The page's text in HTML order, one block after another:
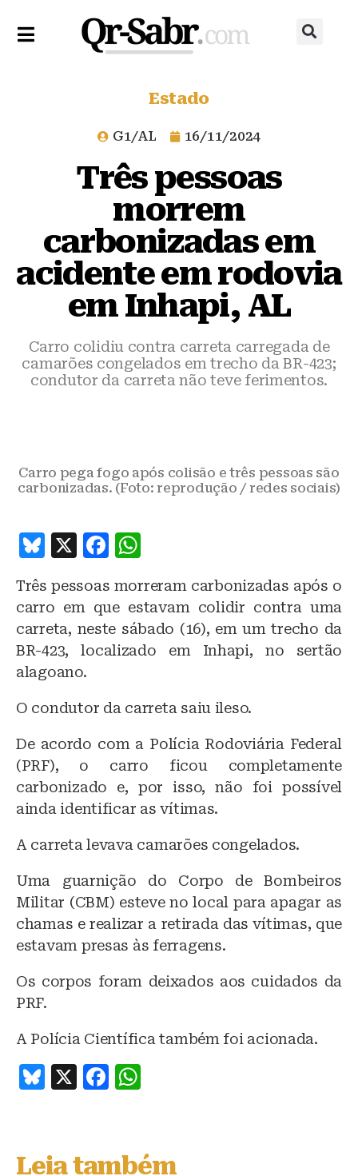
Estado
G1/AL 16/11/2024
Três pessoas
morrem
carbonizadas em
acidente em rodovia
em Inhapi, AL
Carro colidiu contra carreta carregada de
camarões congelados em trecho da BR-423;
condutor da carreta não teve ferimentos.
Carro pega fogo após colisão e três pessoas são
carbonizadas. (Foto: reprodução / redes sociais)
B
e
s
k
y
X
F
c
e
b
o
at
s
A
p
Três pessoas morreram carbonizadas após o
carro em que estavam colidir contra uma
carreta, neste sábado (16), em um trecho da
BR-423, localizado em Inhapi, no sertão
alagoano.
O condutor da carreta saiu ileso.
De acordo com a Polícia Rodoviária Federal
(PRF), o carro ficou completamente
carbonizado e, por isso, não foi possível
ainda identificar as vítimas.
A carreta levava camarões congelados.
Uma guarnição do Corpo de Bombeiros
Militar (CBM) esteve no local para apagar as
chamas e realizar a retirada das vítimas, que
estavam presas às ferragens.
Os corpos foram deixados aos cuidados da
PRF.
A Polícia Científica também foi acionada.
B
s
X
F
e s
Leia também